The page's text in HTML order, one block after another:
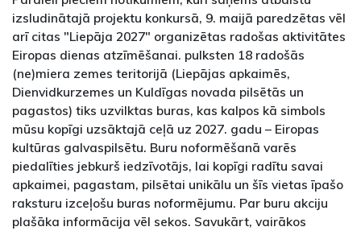
izsludinātajā projektu konkursā, 9. maijā paredzētas vēl
arī citas "Liepāja 2027" organizētas radošas aktivitātes
Eiropas dienas atzīmēšanai. pulksten 18 radošās
(ne)miera zemes teritorijā (Liepājas apkaimēs,
Dienvidkurzemes un Kuldīgas novada pilsētās un
pagastos) tiks uzvilktas buras, kas kalpos kā simbols
mūsu kopīgi uzsāktajā ceļā uz 2027. gadu – Eiropas
kultūras galvaspilsētu. Buru noformēšanā varēs
piedalīties jebkurš iedzīvotājs, lai kopīgi radītu savai
apkaimei, pagastam, pilsētai unikālu un šīs vietas īpašo
raksturu izceļošu buras noformējumu. Par buru akciju
plašāka informācija vēl sekos. Savukārt, vairākos